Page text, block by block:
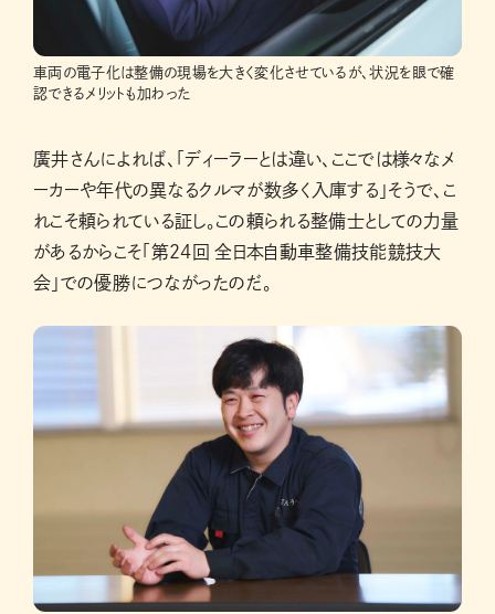
車両の電子化は整備の現場を大きく変化させているが、状況を眼で確
認できるメリットも加わった
廣井さんによれば、「ディーラーとは違い、ここでは様々なメ
ーカーや年代の異なるクルマが数多く入庫する」そうで、こ
れこそ頼られている証し。この頼られる整備士としての力量
があるからこそ「第24回 全日本自動車整備技能競技大
会」での優勝につながったのだ。